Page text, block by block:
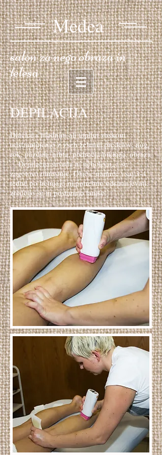
Medea​​
salon za nego obraza in
telesa
DEPILACIJA
Dlačice s hladnim ali toplim voskom
odstranjujemo z vseh želenih predelov; nog,
rok, pazduh, hrbta, področja bikinija, obraza
... Depilacija seveda ni neboleča, a se
zagotovo obrestuje. Dlačic namreč vsaj 3-4
tedne po tretmaju ni potrebno odstranjevati,
zredčijo se in postanejo tanjše.